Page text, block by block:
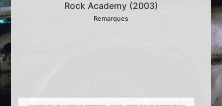
Rock Academy (2003)
Remarques